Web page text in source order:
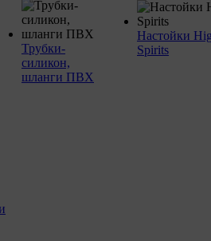
Трубки-
силикон,
шланги ПВХ
Настойки
Spirits